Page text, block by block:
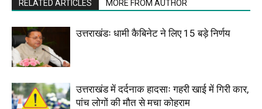
RELATED ARTICLES MORE FROM AUTHOR
उत्तराखंडः धामी कैबिनेट ने लिए 15 बड़े निर्णय
उत्तराखंड में दर्दनाक हादसाः गहरी खाई में गिरी कार,
पांच लोगों की मौत से मचा कोहराम